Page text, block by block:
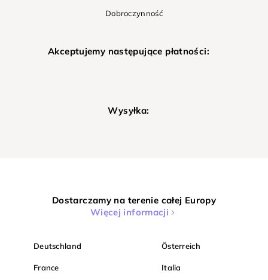
Dobroczynność
Akceptujemy następujące płatności:
Wysyłka:
Dostarczamy na terenie całej Europy
Więcej informacji
Deutschland Österreich
France Italia